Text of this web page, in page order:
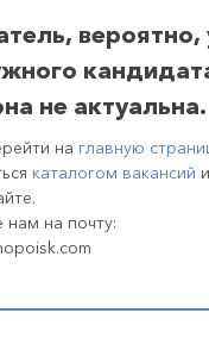
вероятно,
не актуальна.
на главную
каталогом вакансий
на почту: